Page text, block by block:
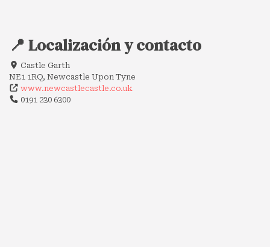
📍 Localización y contacto
Castle Garth
NE1 1RQ, Newcastle Upon Tyne
www.newcastlecastle.co.uk
0191 230 6300